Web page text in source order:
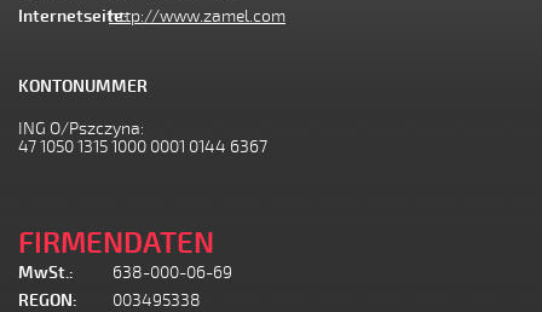
Internetseite:http://www.zamel.com
KONTONUMMER
ING O/Pszczyna:
47 1050 1315 1000 0001 0144 6367
FIRMENDATEN
MwSt.:
638-000-06-69
REGON:
003495338